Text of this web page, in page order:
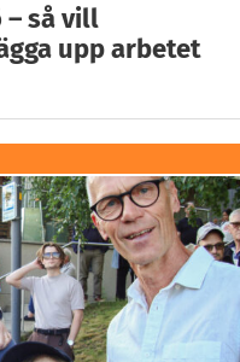
– så vill
upp arbetet